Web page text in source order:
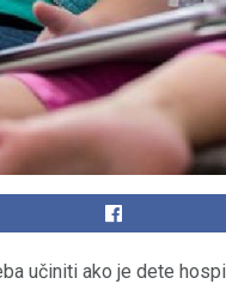
učiniti ako je dete